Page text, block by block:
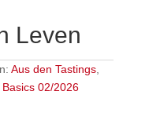
Leven
Aus den Tastings,
02/2026